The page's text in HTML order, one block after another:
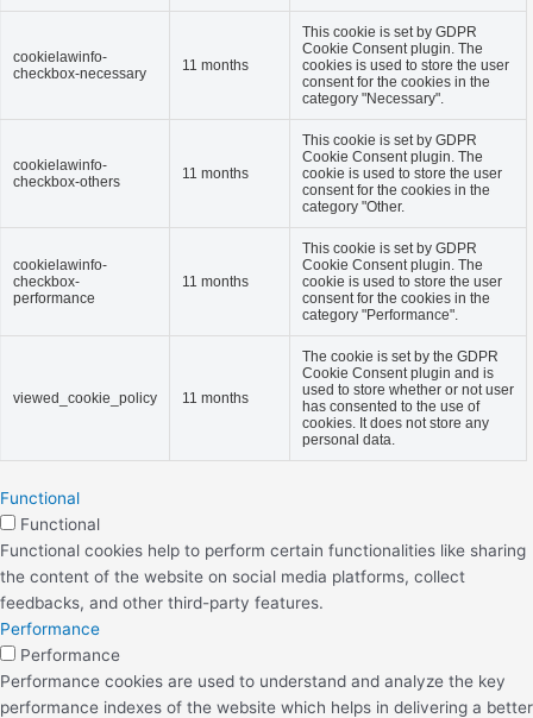
cookielawinfo-
checkbox-necessary
11 months
This cookie is set by GDPR
Cookie Consent plugin. The
cookies is used to store the user
consent for the cookies in the
category "Necessary".
cookielawinfo-
checkbox-others
11 months
This cookie is set by GDPR
Cookie Consent plugin. The
cookie is used to store the user
consent for the cookies in the
category "Other.
cookielawinfo-
checkbox-
performance
11 months
This cookie is set by GDPR
Cookie Consent plugin. The
cookie is used to store the user
consent for the cookies in the
category "Performance".
viewed_cookie_policy 11 months
The cookie is set by the GDPR
Cookie Consent plugin and is
used to store whether or not user
has consented to the use of
cookies. It does not store any
personal data.
Functional
Functional
Functional cookies help to perform certain functionalities like sharing
the content of the website on social media platforms, collect
feedbacks, and other third-party features.
Performance
Performance
Performance cookies are used to understand and analyze the key
performance indexes of the website which helps in delivering a better